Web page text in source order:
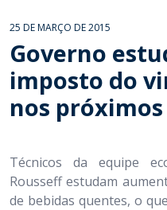
25 DE MARÇO DE 2015
Governo
imposto do
nos próximos
Técnicos da equipe
Rousseff estudam
de bebidas quentes, o